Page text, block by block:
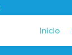
Inicio